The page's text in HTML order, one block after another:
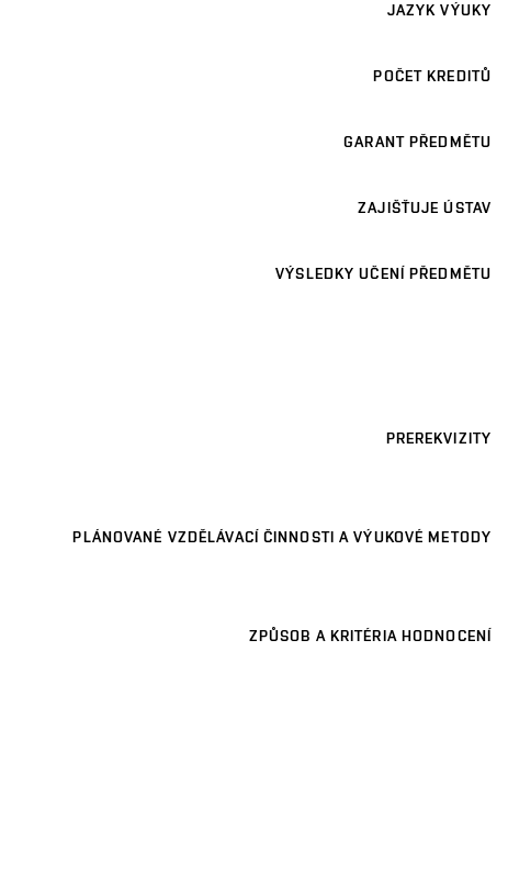
JAZYK VÝUKY
POČET KREDITŮ
GARANT PŘEDMĚTU
ZAJIŠŤUJE ÚSTAV
VÝSLEDKY UČENÍ PŘEDMĚTU
PREREKVIZITY
PLÁNOVANÉ VZDĚLÁVACÍ ČINNOSTI A VÝUKOVÉ METODY
ZPŮSOB A KRITÉRIA HODNOCENÍ